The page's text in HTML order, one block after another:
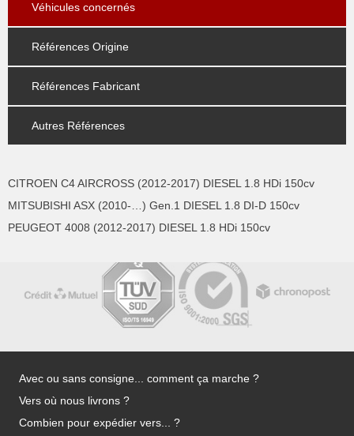
Véhicules concernés
Références Origine
Références Fabricant
Autres Références
CITROEN C4 AIRCROSS (2012-2017) DIESEL 1.8 HDi 150cv
MITSUBISHI ASX (2010-…) Gen.1 DIESEL 1.8 DI-D 150cv
PEUGEOT 4008 (2012-2017) DIESEL 1.8 HDi 150cv
Avec ou sans consigne... comment ça marche ?
Vers où nous livrons ?
Combien pour expédier vers... ?